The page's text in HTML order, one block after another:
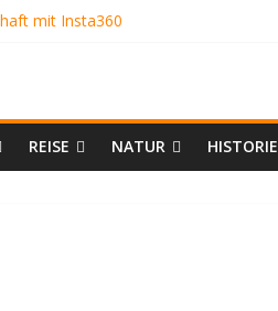
mit Insta360
REISE NATUR HISTORIE